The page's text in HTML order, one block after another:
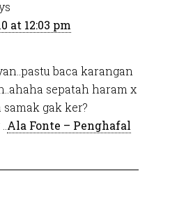
at 12:03 pm
baca karangan
sepatah haram x
gak ker?
Ala Fonte – Penghafal